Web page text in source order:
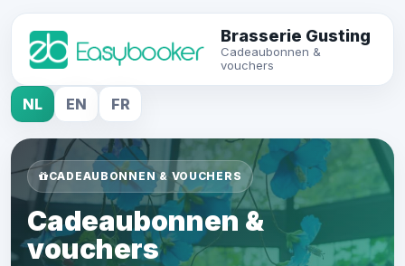
Brasserie Gusting
Cadeaubonnen &
vouchers
NL EN FR
CADEAUBONNEN & VOUCHERS
Cadeaubonnen &
vouchers